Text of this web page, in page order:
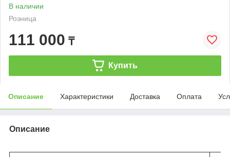
В наличии
Розница
111 000 ₸
Купить
Описание Характеристики Доставка Оплата
Описание